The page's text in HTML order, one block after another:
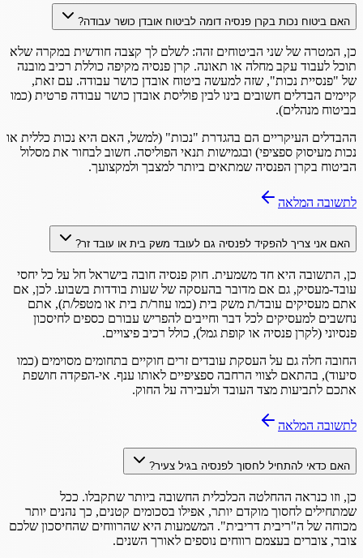
האם ביטוח נכות בקרן פנסיה דומה לביטוח אובדן כושר עבודה?
כן, המטרה של שני הביטוחים זהה: לשלם לך קצבה חודשית במקרה שלא
תוכל לעבוד עקב מחלה או תאונה. קרן פנסיה מקיפה כוללת רכיב מובנה
של "פנסיית נכות", שזה למעשה ביטוח אובדן כושר עבודה. עם זאת,
קיימים הבדלים חשובים בינו לבין פוליסת אובדן כושר עבודה פרטית (כמו
בביטוח מנהלים).
ההבדלים העיקריים הם בהגדרת "נכות" (למשל, האם היא נכות כללית או
נכות מעיסוק ספציפי) ובגמישות תנאי הפוליסה. חשוב לבחור את מסלול
הביטוח בקרן הפנסיה שמתאים ביותר למצבך ולמקצועך.
לתשובה המלאה
האם אני צריך להפקיד לפנסיה גם לעובד משק בית או עובד זר?
כן, התשובה היא חד משמעית. חוק פנסיה חובה בישראל חל על כל יחסי
עובד-מעסיק, גם אם מדובר בהעסקה של שעות בודדות בשבוע. לכן, אם
אתם מעסיקים עובד/ת משק בית (כמו עוזר/ת בית או מטפל/ת), אתם
נחשבים למעסיקים לכל דבר וחייבים להפריש עבורם כספים לחיסכון
פנסיוני (לקרן פנסיה או קופת גמל), כולל רכיב פיצויים.
החובה חלה גם על העסקת עובדים זרים חוקיים בתחומים מסוימים (כמו
סיעוד), בהתאם לצווי הרחבה ספציפיים לאותו ענף. אי-הפקדה חושפת
אתכם לתביעות מצד העובד ולעבירה על החוק.
לתשובה המלאה
האם כדאי להתחיל לחסוך לפנסיה בגיל צעיר?
כן, וזו כנראה ההחלטה הכלכלית החשובה ביותר שתקבלו. ככל
שמתחילים לחסוך מוקדם יותר, אפילו בסכומים קטנים, כך נהנים יותר
מכוחה של ה"ריבית דריבית". המשמעות היא שהרווחים שהחיסכון שלכם
צובר, צוברים בעצמם רווחים נוספים לאורך השנים.